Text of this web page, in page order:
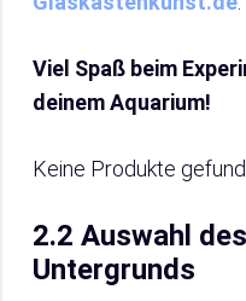
Viel Spaß beim
deinem Aquarium!
Keine Produkte
2.2 Auswahl
Untergrunds